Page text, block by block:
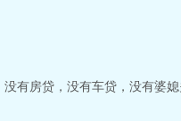
有房贷，没有车贷，没有婆